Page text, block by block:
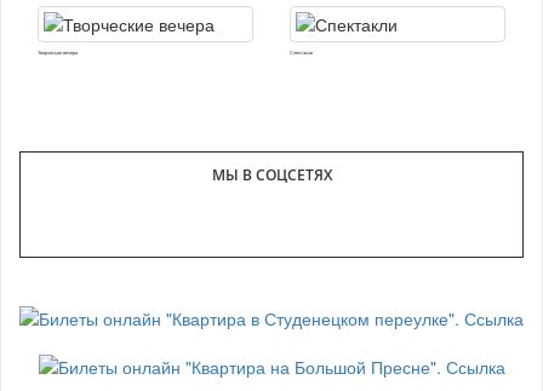
Творческие вечера Спектакли
МЫ В СОЦСЕТЯХ